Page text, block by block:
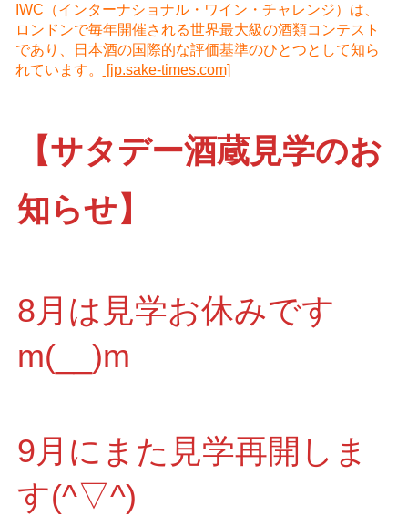
IWC（インターナショナル・ワイン・チャレンジ）は、
ロンドンで毎年開催される世界最大級の酒類コンテスト
であり、日本酒の国際的な評価基準のひとつとして知ら
れています。
[jp.sake-times.com]
【サタデー酒蔵見学のお
知らせ】
8月は見学お休みです
m(__)m
9月にまた見学再開しま
す(^▽^)